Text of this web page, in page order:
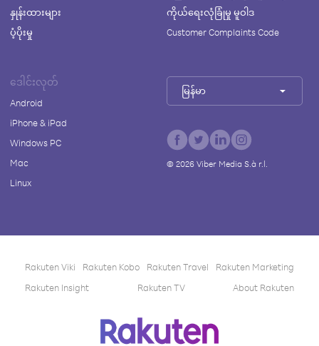
နှုန်းထားများ
ပံ့ပိုးမှု
ကိုယ်ရေးလုံခြုံမှု မူဝါဒ
Customer Complaints Code
ဒေါင်းလုတ်
Android
iPhone & iPad
Windows PC
Mac
Linux
မြန်မာ
© 2026Viber Media S.à r.l.
Rakuten Viki Rakuten Kobo Rakuten Travel
Rakuten Marketing
Rakuten Insight
Rakuten TV About Rakuten